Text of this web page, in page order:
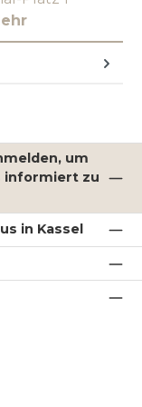
um
informiert zu
in Kassel